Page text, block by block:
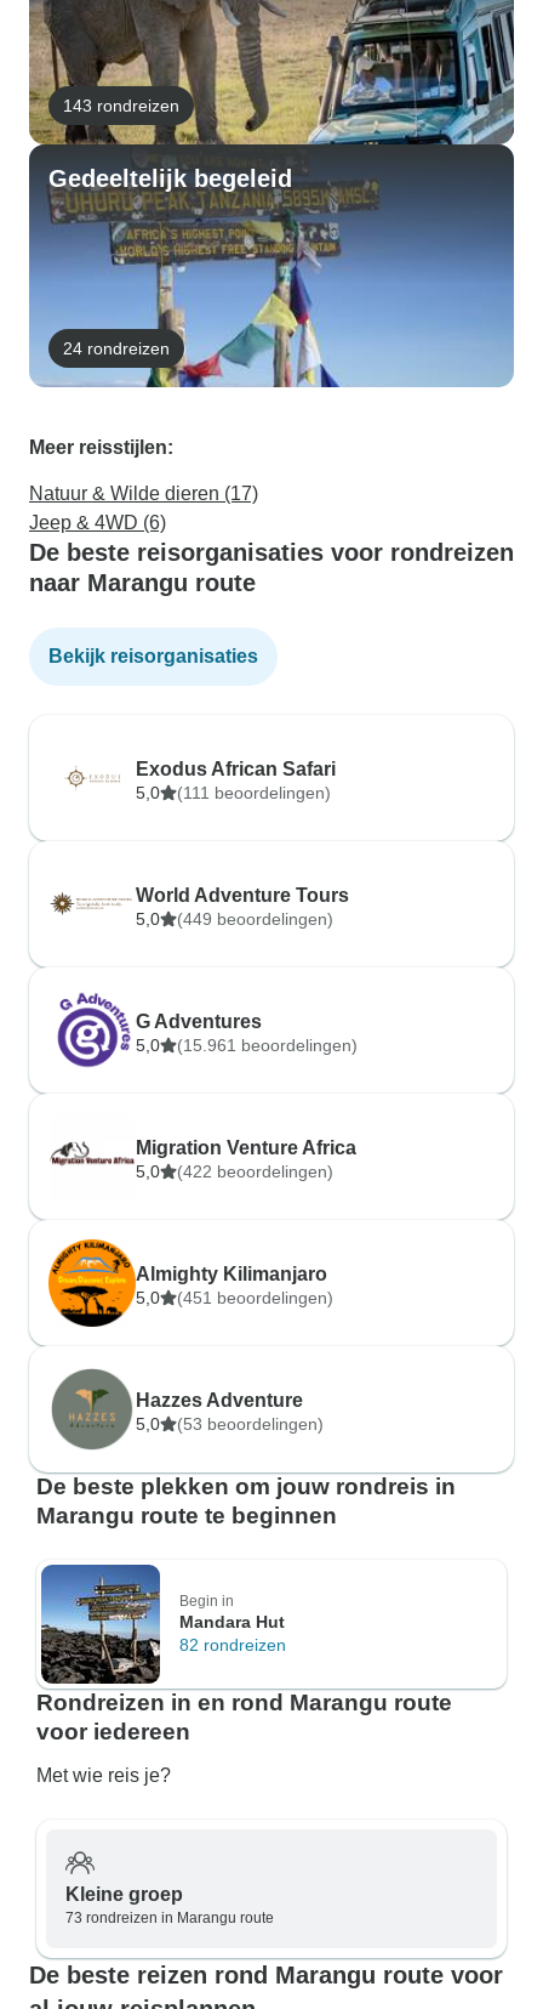
143 rondreizen
Gedeeltelijk begeleid
24 rondreizen
Meer reisstijlen:
Natuur & Wilde dieren (17)
Jeep & 4WD (6)
De beste reisorganisaties voor rondreizen
naar Marangu route
Bekijk reisorganisaties
Exodus African Safari
5,0 (111 beoordelingen)
World Adventure Tours
5,0 (449 beoordelingen)
G Adventures
5,0 (15.961 beoordelingen)
Migration Venture Africa
5,0 (422 beoordelingen)
Almighty Kilimanjaro
5,0 (451 beoordelingen)
Hazzes Adventure
5,0 (53 beoordelingen)
De beste plekken om jouw rondreis in
Marangu route te beginnen
Begin in
Mandara Hut
82 rondreizen
Rondreizen in en rond Marangu route
voor iedereen
Met wie reis je?
Kleine groep
73 rondreizen in Marangu route
De beste reizen rond Marangu route voor